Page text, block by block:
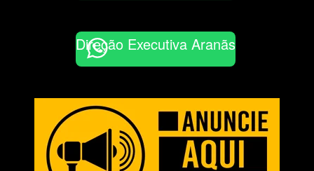
Direção Executiva Aranãs